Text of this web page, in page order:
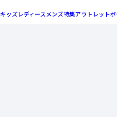
キッズ レディースメンズ特集アウトレットボ